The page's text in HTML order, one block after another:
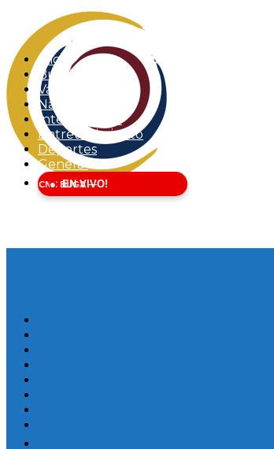
Inicio
Buga
Valle del Cauca
Nacional
Internacional
Entretenimiento
Deportes
General
EN VIVO!